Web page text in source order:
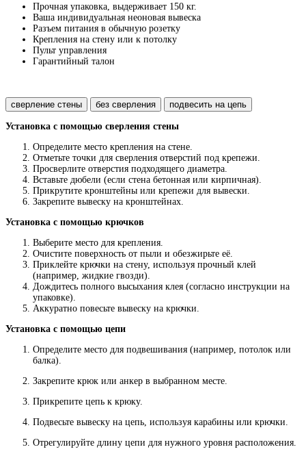
Прочная упаковка, выдерживает 150 кг.
Ваша индивидуальная неоновая вывеска
Разъем питания в обычную розетку
Крепления на стену или к потолку
Пульт управления
Гарантийный талон
сверление стены без сверления подвесить на цепь
Установка с помощью сверления стены
Определите место крепления на стене.
Отметьте точки для сверления отверстий под крепежи.
Просверлите отверстия подходящего диаметра.
Вставьте дюбели (если стена бетонная или кирпичная).
Прикрутите кронштейны или крепежи для вывески.
Закрепите вывеску на кронштейнах.
Установка с помощью крючков
Выберите место для крепления.
Очистите поверхность от пыли и обезжирьте её.
Приклейте крючки на стену, используя прочный клей
(например, жидкие гвозди).
Дождитесь полного высыхания клея (согласно инструкции на
упаковке).
Аккуратно повесьте вывеску на крючки.
Установка с помощью цепи
Определите место для подвешивания (например, потолок или
балка).
Закрепите крюк или анкер в выбранном месте.
Прикрепите цепь к крюку.
Подвесьте вывеску на цепь, используя карабины или крючки.
Отрегулируйте длину цепи для нужного уровня расположения.